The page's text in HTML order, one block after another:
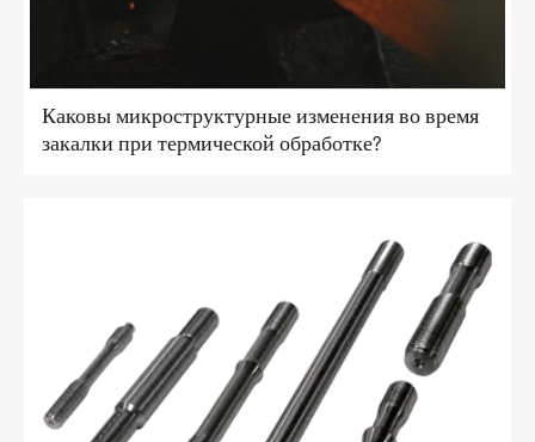
Каковы микроструктурные изменения во время
закалки при термической обработке?